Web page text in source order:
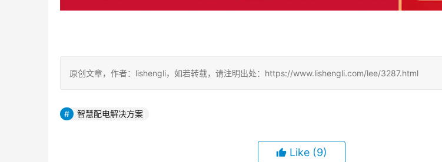
原创文章，作者：lishengli，如若转载，请注明出处：https://www.lishengli.com/lee/3287.html
智慧配电解决方案
Like (9)